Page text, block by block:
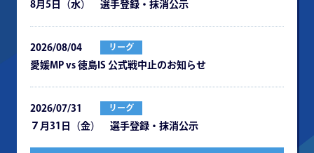
8月5日（水） 選手登録・抹消公示
2026/08/04 リーグ
愛媛MP vs 徳島IS 公式戦中⽌のお知らせ
2026/07/31 リーグ
７月31日（金） 選手登録・抹消公示